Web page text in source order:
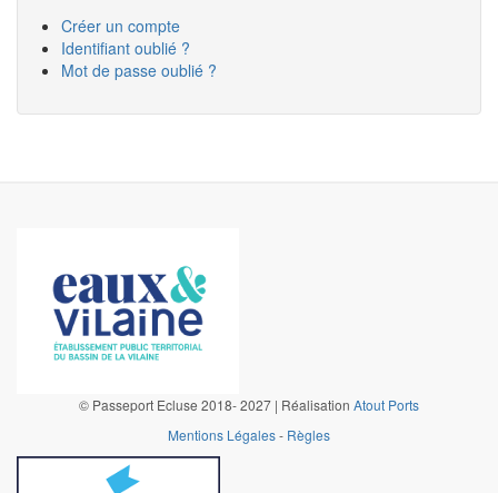
Créer un compte
Identifiant oublié ?
Mot de passe oublié ?
© Passeport Ecluse 2018- 2027 | Réalisation Atout Ports
Mentions Légales- Règles